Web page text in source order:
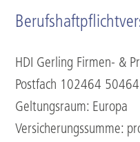
HDI Gerling Firmen- &
Postfach 102464 50464
Geltungsraum: Europa
Versicherungssumme: